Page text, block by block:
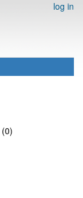
log in
(0)